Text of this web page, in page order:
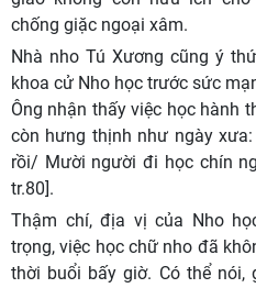
chống giặc ngoại xâm.
Nhà nho Tú Xương cũng ý
khoa cử Nho học trước sức
Ông nhận thấy việc học hành
còn hưng thịnh như ngày
rồi/ Mười người đi học chín
tr.80].
Thậm chí, địa vị của Nho
trọng, việc học chữ nho đã
thời buổi bấy giờ. Có thể